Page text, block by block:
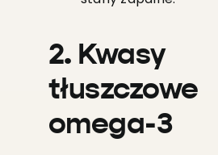
2. Kwasy
tłuszczowe
omega-3